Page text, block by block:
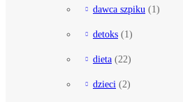
dawca szpiku (1)
detoks (1)
dieta (22)
dzieci (2)